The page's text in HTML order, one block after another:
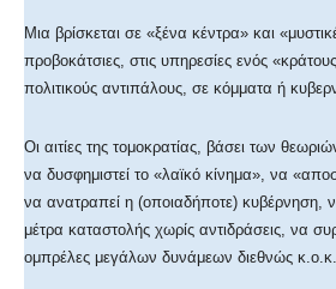
Μια βρίσκεται σε «ξένα κέντρα» και
προβοκάτσιες, στις υπηρεσίες ενός
πολιτικούς αντιπάλους, σε κόμματα ή
Οι αιτίες της τομοκρατίας, βάσει των
να δυσφημιστεί το «λαϊκό κίνημα», να
να ανατραπεί η (οποιαδήποτε) κυβέρνηση,
μέτρα καταστολής χωρίς αντιδράσεις, να
ομπρέλες μεγάλων δυνάμεων διεθνώς κ.ο.κ.